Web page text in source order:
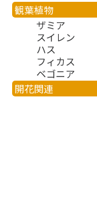
観葉植物
ザミア
スイレン
ハス
フィカス
ベゴニア
開花関連